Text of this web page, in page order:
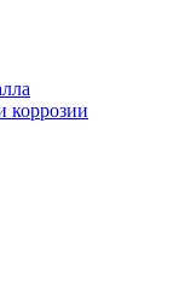
коррозии